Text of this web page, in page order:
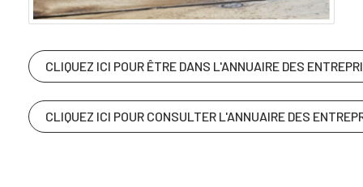
CLIQUEZ ICI POUR ÊTRE DANS L'ANNUAIRE DES
CLIQUEZ ICI POUR CONSULTER L'ANNUAIRE DES